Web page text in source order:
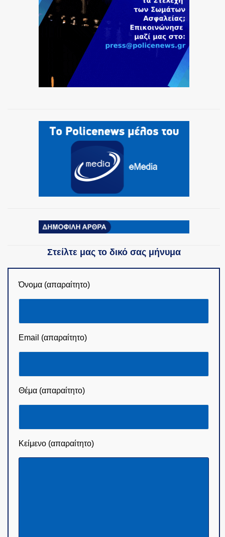
Στείλτε μας το δικό σας μήνυμα
Όνομα (απαραίτητο)
Email (απαραίτητο)
Θέμα (απαραίτητο)
Κείμενο (απαραίτητο)